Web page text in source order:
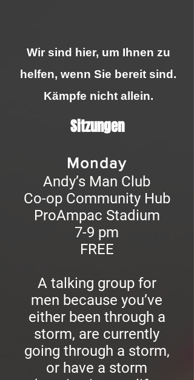
Wir sind hier, um Ihnen zu
helfen, wenn Sie bereit sind.
Kämpfe nicht allein.
Sitzungen
Monday
Andy’s Man Club
Co-op Community Hub
ProAmpac Stadium
7-9 pm
FREE
A talking group for
men because you’ve
either been through a
storm, are currently
going through a storm,
or have a storm